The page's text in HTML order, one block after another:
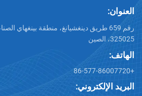
العنوان:
رقم 659 طريق دينغشيانغ، منطقة بينغهاي
325025، الصين
الهاتف:
+86-577-86007720
البريد الإلكتروني: